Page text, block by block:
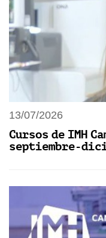
13/07/2026
Cursos de IMH
septiembre-